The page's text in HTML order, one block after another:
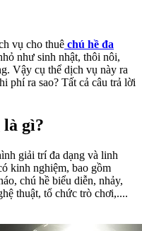
vụ cho thuê chú hề đa
như sinh nhật, thôi nôi,
Vậy cụ thể dịch vụ này ra
phí ra sao? Tất cả câu trả lời
là gì?
giải trí đa dạng và linh
kinh nghiệm, bao gồm
chú hề biểu diễn, nhảy,
thuật, tổ chức trò chơi,....